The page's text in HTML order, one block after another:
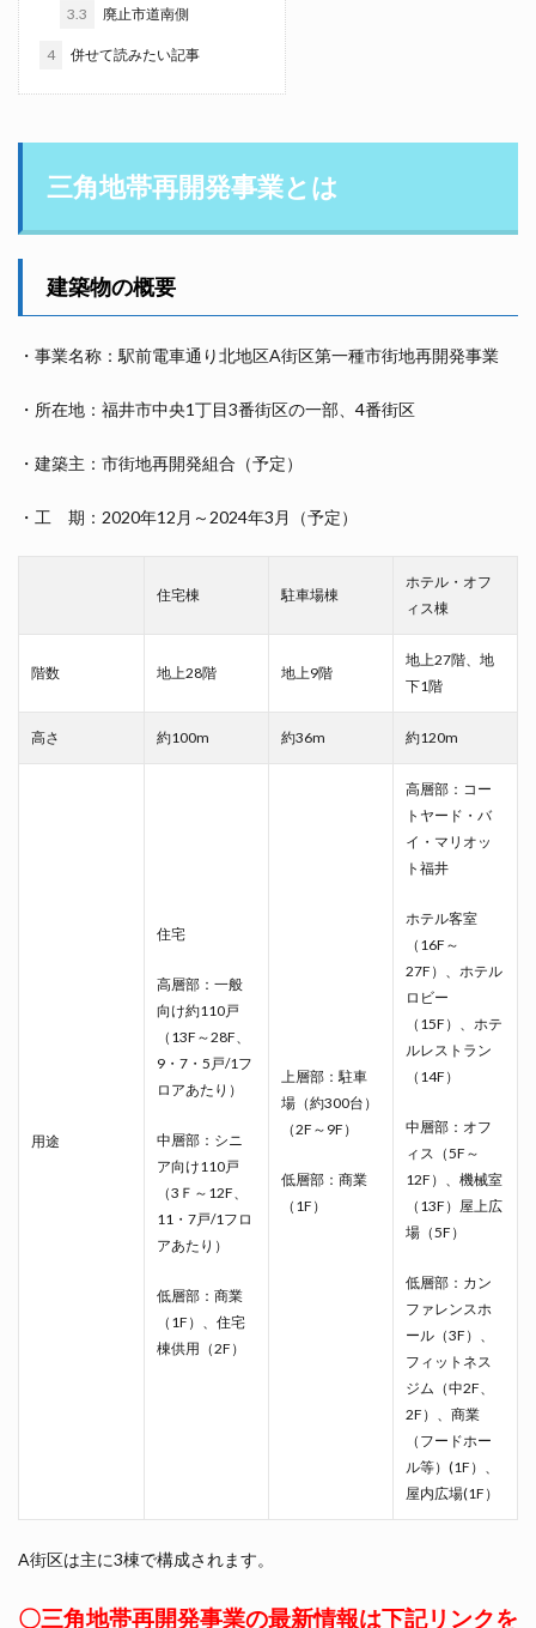
3.3 廃止市道南側
4 併せて読みたい記事
三角地帯再開発事業とは
建築物の概要
・事業名称：駅前電車通り北地区A街区第一種市街地再開発事業
・所在地：福井市中央1丁目3番街区の一部、4番街区
・建築主：市街地再開発組合（予定）
・工 期：2020年12月～2024年3月（予定）
住宅棟 駐車場棟
ホテル・オフ
ィス棟
階数 地上28階 地上9階
地上27階、地
下1階
高さ 約100m 約36m 約120m
用途
住宅
高層部：一般
向け約110戸
（13F～28F、
9・7・5戸/1フ
ロアあたり）
中層部：シニ
ア向け110戸
（3Ｆ～12F、
11・7戸/1フロ
アあたり）
低層部：商業
（1F）、住宅
棟供用（2F）
上層部：駐車
場（約300台）
（2F～9F）
低層部：商業
（1F）
高層部：コー
トヤード・バ
イ・マリオッ
ト福井
ホテル客室
（16F～
27F）、ホテル
ロビー
（15F）、ホテ
ルレストラン
（14F）
中層部：オフ
ィス（5F～
12F）、機械室
（13F）屋上広
場（5F）
低層部：カン
ファレンスホ
ール（3F）、
フィットネス
ジム（中2F、
2F）、商業
（フードホー
ル等）(1F）、
屋内広場(1F）
A街区は主に3棟で構成されます。
〇三角地帯再開発事業の最新情報は下記リンクを